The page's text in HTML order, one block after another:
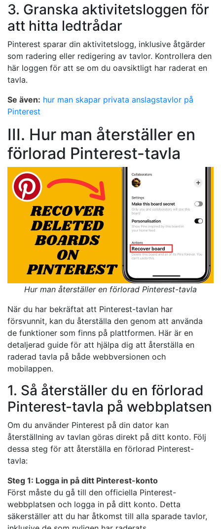
3. Granska aktivitetsloggen för
att hitta ledtrådar
Pinterest sparar din aktivitetslogg, inklusive åtgärder
som radering eller redigering av tavlor. Kontrollera den
här loggen för att se om du oavsiktligt har raderat en
tavla.
Se även: hur man skapar privata anslagstavlor på
Pinterest
III. Hur man återställer en
förlorad Pinterest-tavla
Hur man återställer en förlorad Pinterest-tavla
När du har bekräftat att Pinterest-tavlan har
försvunnit, kan du återställa den genom att använda
de funktioner som finns på plattformen. Här är en
detaljerad guide för att hjälpa dig att återställa en
raderad tavla på både webbversionen och
mobilappen.
1. Så återställer du en förlorad
Pinterest-tavla på webbplatsen
Om du använder Pinterest på din dator kan
återställning av tavlan göras direkt på ditt konto. Följ
dessa steg för att återställa en förlorad Pinterest-
tavla:
Steg 1: Logga in på ditt Pinterest-konto
Först måste du gå till den officiella Pinterest-
webbplatsen och logga in på ditt konto. Detta
säkerställer att du har åtkomst till alla sparade tavlor,